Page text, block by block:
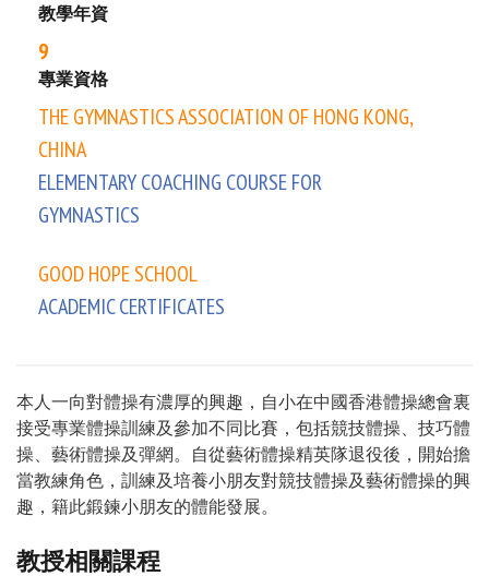
教學年資
9
專業資格
THE GYMNASTICS ASSOCIATION OF HONG KONG,
CHINA
ELEMENTARY COACHING COURSE FOR
GYMNASTICS
GOOD HOPE SCHOOL
ACADEMIC CERTIFICATES
本人一向對體操有濃厚的興趣，自小在中國香港體操總會裏
接受專業體操訓練及參加不同比賽，包括競技體操、技巧體
操、藝術體操及彈網。自從藝術體操精英隊退役後，開始擔
當教練角色，訓練及培養小朋友對競技體操及藝術體操的興
趣，籍此鍛鍊小朋友的體能發展。
教授相關課程